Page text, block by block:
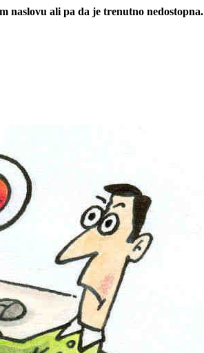
naslovu ali pa da je trenutno nedostopna.